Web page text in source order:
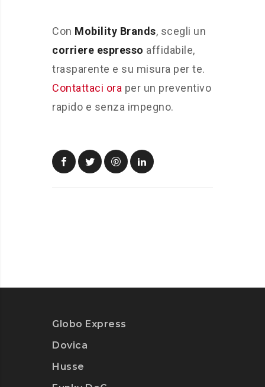
Con Mobility Brands, scegli un
corriere espresso affidabile,
trasparente e su misura per te.
Contattaci ora per un preventivo
rapido e senza impegno.
Globo Express
Dovica
Husse